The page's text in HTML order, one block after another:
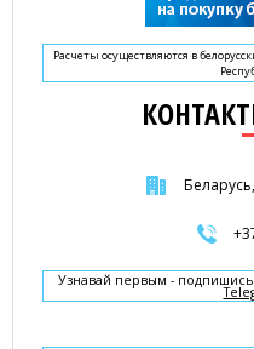
Расчеты осуществляются в
Узнавай первым -